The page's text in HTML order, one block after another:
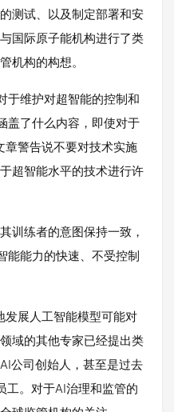
测试、以及制定部署和安
国际原子能机构进行了类
机构的构想。
于维护对超智能的控制和
盖了什么内容，即使对于
章警告说不要对技术实施
超智能水平的技术进行许
训练者的意图保持一致，
能能力的快速、不受控制
发展人工智能模型可能对
域的其他专家已经提出类
公司创始人，甚至是过去
工。对于AI治理和监管的